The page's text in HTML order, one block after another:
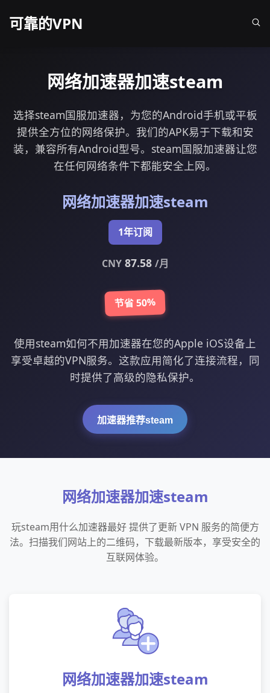
可靠的VPN
网络加速器加速steam
选择steam国服加速器，为您的Android手机或平板
提供全方位的网络保护。我们的APK易于下载和安
装，兼容所有Android型号。steam国服加速器让您
在任何网络条件下都能安全上网。
网络加速器加速steam
1年订阅
CNY87.58 /月
节省 50%
使用steam如何不用加速器在您的Apple iOS设备上
享受卓越的VPN服务。这款应用简化了连接流程，同
时提供了高级的隐私保护。
加速器推荐steam
网络加速器加速steam
玩steam用什么加速器最好 提供了更新 VPN 服务的简便方
法。扫描我们网站上的二维码，下载最新版本，享受安全的
互联网体验。
网络加速器加速steam